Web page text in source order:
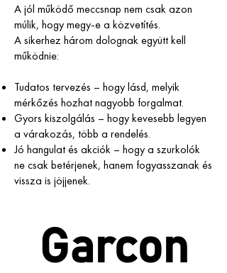
A jól működő meccsnap nem csak azon
múlik, hogy megy-e a közvetítés.
A sikerhez három dolognak együtt kell
működnie:
Tudatos tervezés – hogy lásd, melyik
mérkőzés hozhat nagyobb forgalmat.
Gyors kiszolgálás – hogy kevesebb legyen
a várakozás, több a rendelés.
Jó hangulat és akciók – hogy a szurkolók
ne csak betérjenek, hanem fogyasszanak és
vissza is jöjjenek.
Garcon